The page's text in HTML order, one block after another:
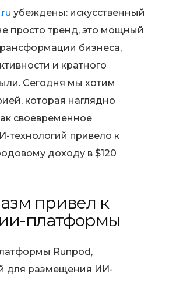
убеждены: искусственный
просто тренд, это мощный
бизнеса,
и кратного
Сегодня мы хотим
которая наглядно
своевременное
технологий привело к
доходу в $120
привел к
платформы
Runpod,
для размещения ИИ-